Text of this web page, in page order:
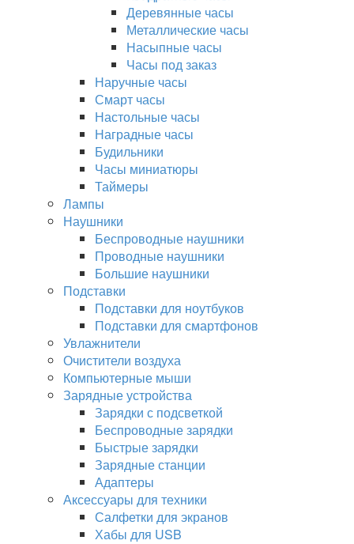
Деревянные часы
Металлические часы
Насыпные часы
Часы под заказ
Наручные часы
Смарт часы
Настольные часы
Наградные часы
Будильники
Часы миниатюры
Таймеры
Лампы
Наушники
Беспроводные наушники
Проводные наушники
Большие наушники
Подставки
Подставки для ноутбуков
Подставки для смартфонов
Увлажнители
Очистители воздуха
Компьютерные мыши
Зарядные устройства
Зарядки с подсветкой
Беспроводные зарядки
Быстрые зарядки
Зарядные станции
Адаптеры
Аксессуары для техники
Салфетки для экранов
Хабы для USB